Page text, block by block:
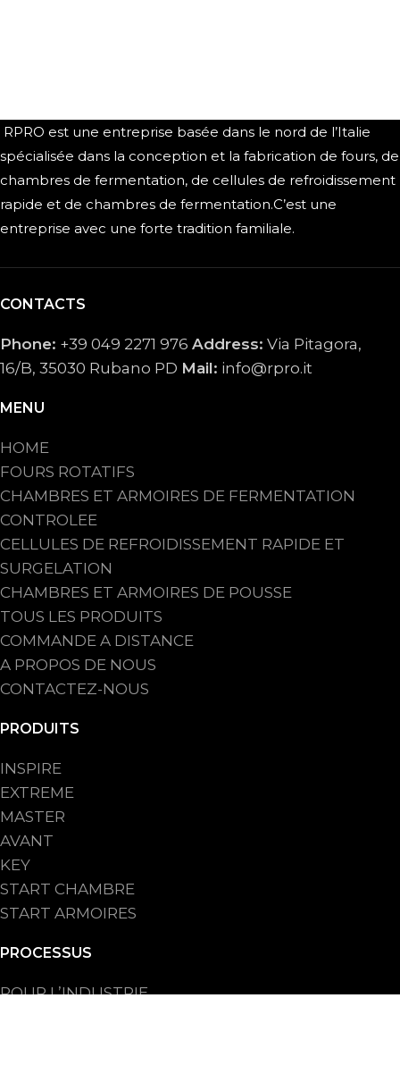
RPRO est une entreprise basée dans le nord de l’Italie
spécialisée dans la conception et la fabrication de fours, de
chambres de fermentation, de cellules de refroidissement
rapide et de chambres de fermentation.C’est une
entreprise avec une forte tradition familiale.
CONTACTS
Phone: +39 049 2271 976 Address: Via Pitagora,
16/B, 35030 Rubano PD Mail: info@rpro.it
MENU
HOME
FOURS ROTATIFS
CHAMBRES ET ARMOIRES DE FERMENTATION
CONTROLEE
CELLULES DE REFROIDISSEMENT RAPIDE ET
SURGELATION
CHAMBRES ET ARMOIRES DE POUSSE
TOUS LES PRODUITS
COMMANDE A DISTANCE
A PROPOS DE NOUS
CONTACTEZ-NOUS
PRODUITS
INSPIRE
EXTREME
MASTER
AVANT
KEY
START CHAMBRE
START ARMOIRES
PROCESSUS
POUR L’INDUSTRIE